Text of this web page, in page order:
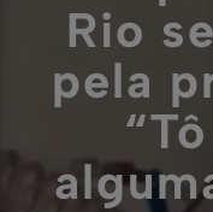
Rio
pela